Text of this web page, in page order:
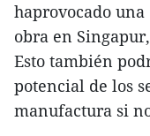
haprovocado una
obra en
Esto también
potencial de los
manufactura si